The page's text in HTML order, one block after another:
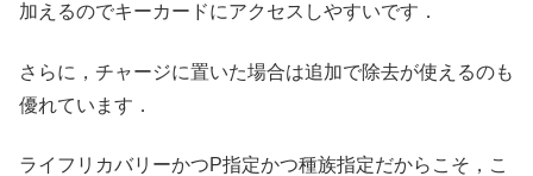
加えるのでキーカードにアクセスしやすいです．
さらに，チャージに置いた場合は追加で除去が使えるのも
優れています．
ライフリカバリーかつP指定かつ種族指定だからこそ，こ